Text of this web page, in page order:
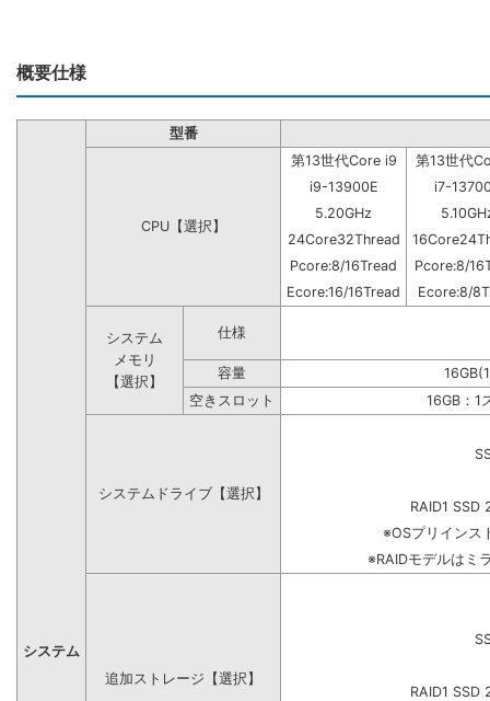
概要仕様
システム
型番
CPU【選択】
第13世代Core i9
第13世代
i9-13900E
i7-
5.20GHz
24Core32Thread
Pcore:8/16Tread
Pcore:8/
Ecore:16/16Tread
Ecore:8/
システム
メモリ
【選択】
仕様
容量
空きスロット
16GB：1
システムドライブ【選択】
RAID1 SSD
※OSプリインス
※RAIDモデルはミ
追加ストレージ【選択】
RAID1 SSD